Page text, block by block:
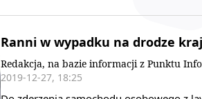
Ranni w wypadku na drodze
Redakcja, na bazie informacji z Punktu
2019-12-27, 18:25